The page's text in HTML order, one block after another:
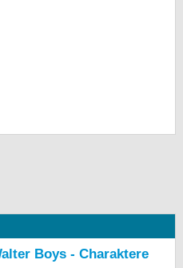
Boys - Charaktere